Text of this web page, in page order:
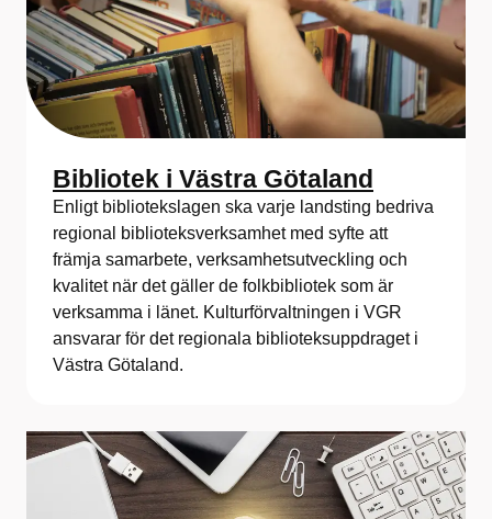
Bibliotek i Västra Götaland
Enligt bibliotekslagen ska varje landsting bedriva
regional biblioteksverksamhet med syfte att
främja samarbete, verksamhetsutveckling och
kvalitet när det gäller de folkbibliotek som är
verksamma i länet. Kulturförvaltningen i VGR
ansvarar för det regionala biblioteksuppdraget i
Västra Götaland.